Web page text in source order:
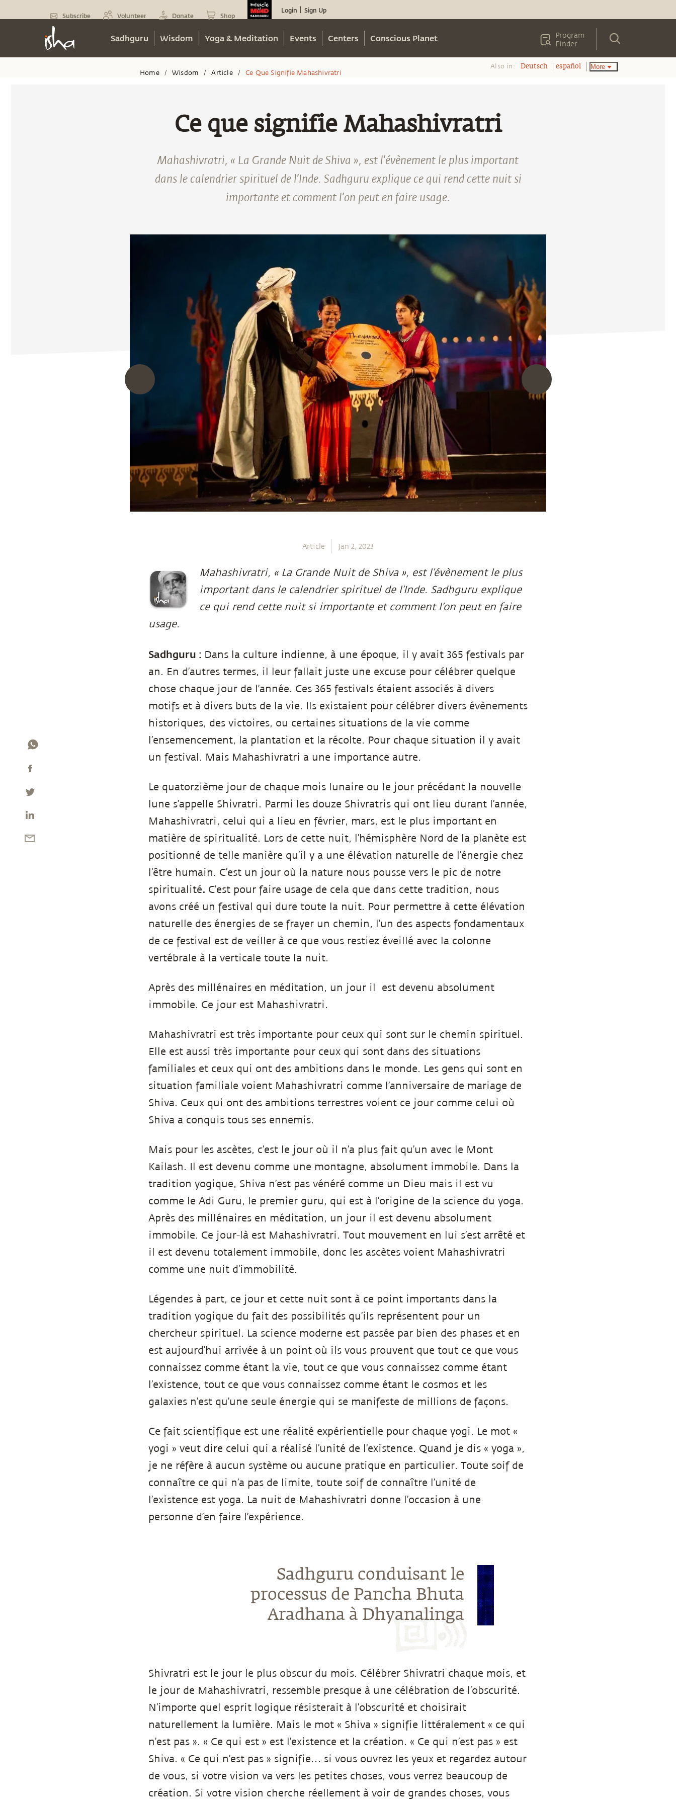
Subscribe Volunteer Donate Shop
Login Sign Up
Sadhguru Wisdom Yoga & Meditation Events Centers Conscious Planet
Program
Finder
Home / Wisdom / Article / Ce Que Signifie Mahashivratri
Also in: Deutsch español More
Ce que signifie Mahashivratri
Mahashivratri, « La Grande Nuit de Shiva », est l’évènement le plus important
dans le calendrier spirituel de l’Inde. Sadhguru explique ce qui rend cette nuit si
importante et comment l’on peut en faire usage.
Article Jan 2, 2023
Mahashivratri, « La Grande Nuit de Shiva », est l’évènement le plus
important dans le calendrier spirituel de l’Inde. Sadhguru explique
ce qui rend cette nuit si importante et comment l’on peut en faire
usage.
Sadhguru : Dans la culture indienne, à une époque, il y avait 365 festivals par
an. En d’autres termes, il leur fallait juste une excuse pour célébrer quelque
chose chaque jour de l’année. Ces 365 festivals étaient associés à divers
motifs et à divers buts de la vie. Ils existaient pour célébrer divers évènements
historiques, des victoires, ou certaines situations de la vie comme
l’ensemencement, la plantation et la récolte. Pour chaque situation il y avait
un festival. Mais Mahashivratri a une importance autre.
Le quatorzième jour de chaque mois lunaire ou le jour précédant la nouvelle
lune s’appelle Shivratri. Parmi les douze Shivratris qui ont lieu durant l’année,
Mahashivratri, celui qui a lieu en février, mars, est le plus important en
matière de spiritualité. Lors de cette nuit, l’hémisphère Nord de la planète est
positionné de telle manière qu’il y a une élévation naturelle de l’énergie chez
l’être humain. C’est un jour où la nature nous pousse vers le pic de notre
spiritualité. C’est pour faire usage de cela que dans cette tradition, nous
avons créé un festival qui dure toute la nuit. Pour permettre à cette élévation
naturelle des énergies de se frayer un chemin, l’un des aspects fondamentaux
de ce festival est de veiller à ce que vous restiez éveillé avec la colonne
vertébrale à la verticale toute la nuit.
Après des millénaires en méditation, un jour il est devenu absolument
immobile. Ce jour est Mahashivratri.
Mahashivratri est très importante pour ceux qui sont sur le chemin spirituel.
Elle est aussi très importante pour ceux qui sont dans des situations
familiales et ceux qui ont des ambitions dans le monde. Les gens qui sont en
situation familiale voient Mahashivratri comme l’anniversaire de mariage de
Shiva. Ceux qui ont des ambitions terrestres voient ce jour comme celui où
Shiva a conquis tous ses ennemis.
Mais pour les ascètes, c’est le jour où il n’a plus fait qu’un avec le Mont
Kailash. Il est devenu comme une montagne, absolument immobile. Dans la
tradition yogique, Shiva n’est pas vénéré comme un Dieu mais il est vu
comme le Adi Guru, le premier guru, qui est à l’origine de la science du yoga.
Après des millénaires en méditation, un jour il est devenu absolument
immobile. Ce jour-là est Mahashivratri. Tout mouvement en lui s’est arrêté et
il est devenu totalement immobile, donc les ascètes voient Mahashivratri
comme une nuit d’immobilité.
Légendes à part, ce jour et cette nuit sont à ce point importants dans la
tradition yogique du fait des possibilités qu’ils représentent pour un
chercheur spirituel. La science moderne est passée par bien des phases et en
est aujourd’hui arrivée à un point où ils vous prouvent que tout ce que vous
connaissez comme étant la vie, tout ce que vous connaissez comme étant
l’existence, tout ce que vous connaissez comme étant le cosmos et les
galaxies n’est qu’une seule énergie qui se manifeste de millions de façons.
Ce fait scientifique est une réalité expérientielle pour chaque yogi. Le mot «
yogi » veut dire celui qui a réalisé l’unité de l’existence. Quand je dis « yoga »,
je ne réfère à aucun système ou aucune pratique en particulier. Toute soif de
connaître ce qui n’a pas de limite, toute soif de connaître l’unité de
l’existence est yoga. La nuit de Mahashivratri donne l’occasion à une
personne d’en faire l’expérience.
Sadhguru conduisant le
processus de Pancha Bhuta
Aradhana à Dhyanalinga
Shivratri est le jour le plus obscur du mois. Célébrer Shivratri chaque mois, et
le jour de Mahashivratri, ressemble presque à une célébration de l’obscurité.
N’importe quel esprit logique résisterait à l’obscurité et choisirait
naturellement la lumière. Mais le mot « Shiva » signifie littéralement « ce qui
n’est pas ». « Ce qui est » est l’existence et la création. « Ce qui n’est pas » est
Shiva. « Ce qui n’est pas » signifie… si vous ouvrez les yeux et regardez autour
de vous, si votre vision va vers les petites choses, vous verrez beaucoup de
création. Si votre vision cherche réellement à voir de grandes choses, vous